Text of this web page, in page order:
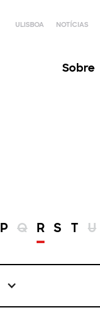
ULISBOA NOTÍCIAS
Sobre
P Q R S T U